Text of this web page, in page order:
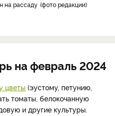
на рассаду фото редакции
на февраль 2024
цветы (эустому, петунию,
томаты, белокочанную
и другие культуры.